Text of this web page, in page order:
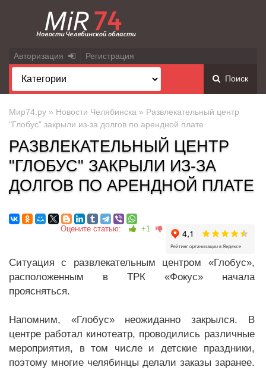
Авторизация Регистрация
Поиск
Мир74.ру » Новости Челябинска » Развлекательный центр
"Глобус" закрыли из-за долгов по арендной плате
РАЗВЛЕКАТЕЛЬНЫЙ ЦЕНТР
"ГЛОБУС" ЗАКРЫЛИ ИЗ-ЗА
ДОЛГОВ ПО АРЕНДНОЙ ПЛАТЕ
Оцените статью: +1
Ситуация с развлекательным центром «Глобус»,
расположенным в ТРК «Фокус» начала
проясняться.
Напомним, «Глобус» неожиданно закрылся. В
центре работал кинотеатр, проводились различные
мероприятия, в том числе и детские праздники,
поэтому многие челябинцы делали заказы заранее.